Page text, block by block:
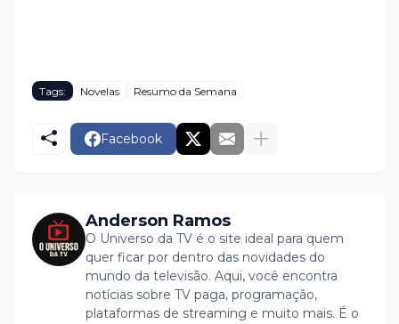
Tags: Novelas Resumo da Semana
Facebook
Anderson Ramos
O Universo da TV é o site ideal para quem
quer ficar por dentro das novidades do
mundo da televisão. Aqui, você encontra
notícias sobre TV paga, programação,
plataformas de streaming e muito mais. É o